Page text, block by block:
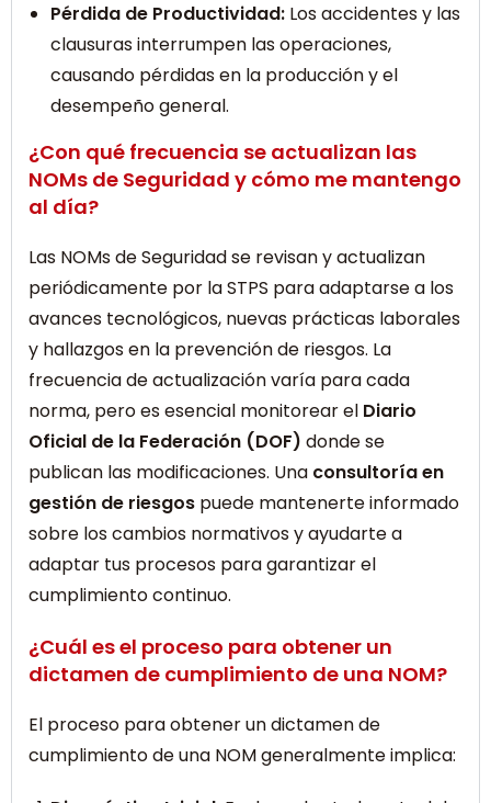
Pérdida de Productividad: Los accidentes y las
clausuras interrumpen las operaciones,
causando pérdidas en la producción y el
desempeño general.
¿Con qué frecuencia se actualizan las
NOMs de Seguridad y cómo me mantengo
al día?
Las NOMs de Seguridad se revisan y actualizan
periódicamente por la STPS para adaptarse a los
avances tecnológicos, nuevas prácticas laborales
y hallazgos en la prevención de riesgos. La
frecuencia de actualización varía para cada
norma, pero es esencial monitorear el Diario
Oficial de la Federación (DOF) donde se
publican las modificaciones. Una consultoría en
gestión de riesgos puede mantenerte informado
sobre los cambios normativos y ayudarte a
adaptar tus procesos para garantizar el
cumplimiento continuo.
¿Cuál es el proceso para obtener un
dictamen de cumplimiento de una NOM?
El proceso para obtener un dictamen de
cumplimiento de una NOM generalmente implica: